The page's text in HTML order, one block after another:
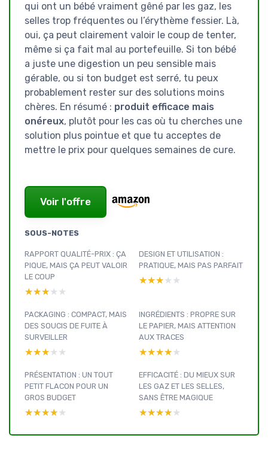
qui ont un bébé vraiment gêné par les gaz, les
selles trop fréquentes ou l’érythème fessier. Là,
oui, ça peut clairement valoir le coup de tenter,
même si ça fait mal au portefeuille. Si ton bébé
a juste une digestion un peu sensible mais
gérable, ou si ton budget est serré, tu peux
probablement rester sur des solutions moins
chères. En résumé : produit efficace mais
onéreux, plutôt pour les cas où tu cherches une
solution plus pointue et que tu acceptes de
mettre le prix pour quelques semaines de cure.
Voir l'offre
SOUS-NOTES
RAPPORT QUALITÉ-PRIX : ÇA
PIQUE, MAIS ÇA PEUT VALOIR
LE COUP
★★★★★
★★★★★
DESIGN ET UTILISATION :
PRATIQUE, MAIS PAS PARFAIT
★★★★★
★★★★★
PACKAGING : COMPACT, MAIS
DES SOUCIS DE FUITE À
SURVEILLER
★★★★★
★★★★★
INGRÉDIENTS : PROPRE SUR
LE PAPIER, MAIS ATTENTION
AUX TRACES
★★★★★
★★★★★
PRÉSENTATION : UN TOUT
PETIT FLACON POUR UN
GROS BUDGET
★★★★★
★★★★★
EFFICACITÉ : DU MIEUX SUR
LES GAZ ET LES SELLES,
SANS ÊTRE MAGIQUE
★★★★★
★★★★★